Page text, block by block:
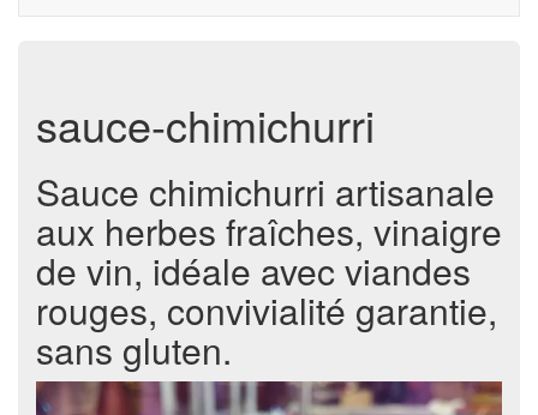
sauce-chimichurri
Sauce chimichurri artisanale
aux herbes fraîches, vinaigre
de vin, idéale avec viandes
rouges, convivialité garantie,
sans gluten.